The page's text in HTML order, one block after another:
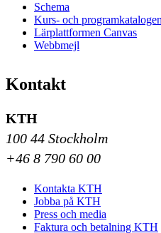
Schema
Kurs- och programkatalogen
Lärplattformen Canvas
Webbmejl
Kontakt
KTH
100 44 Stockholm
+46 8 790 60 00
Kontakta KTH
Jobba på KTH
Press och media
Faktura och betalning KTH